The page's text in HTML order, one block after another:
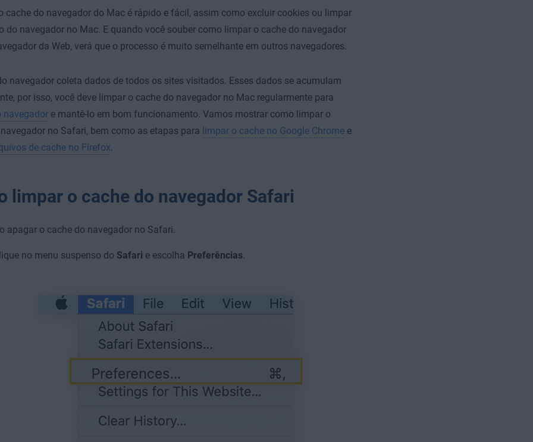
cache do navegador do Mac é rápido e fácil, assim como excluir cookies ou limpar
do navegador no Mac. E quando você souber como limpar o cache do navegador
da Web, verá que o processo é muito semelhante em outros navegadores.
navegador coleta dados de todos os sites visitados. Esses dados se acumulam
por isso, você deve limpar o cache do navegador no Mac regularmente para
navegadore mantê-lo em bom funcionamento. Vamos mostrar como limpar o
no Safari, bem como as etapas para limpar o cache no Google Chromee
de cache no Firefox.
limpar o cache do navegador Safari
apagar o cache do navegador no Safari.
no menu suspenso do Safari e escolha Preferências.